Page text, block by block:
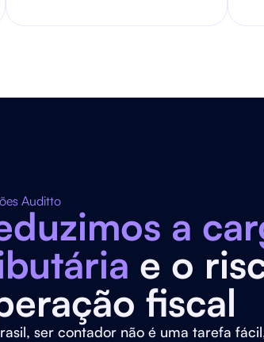
Auditto
a
e o
fiscal
ser contador não é uma tarefa